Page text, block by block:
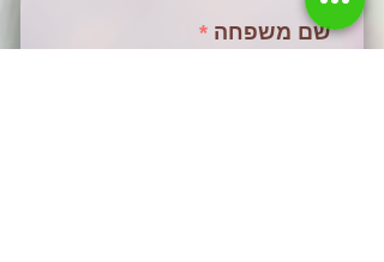
שם משפחה